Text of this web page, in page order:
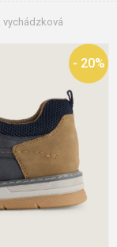
vychádzková
- 20%